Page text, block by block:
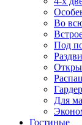
Во
Под
Для
Гостиные